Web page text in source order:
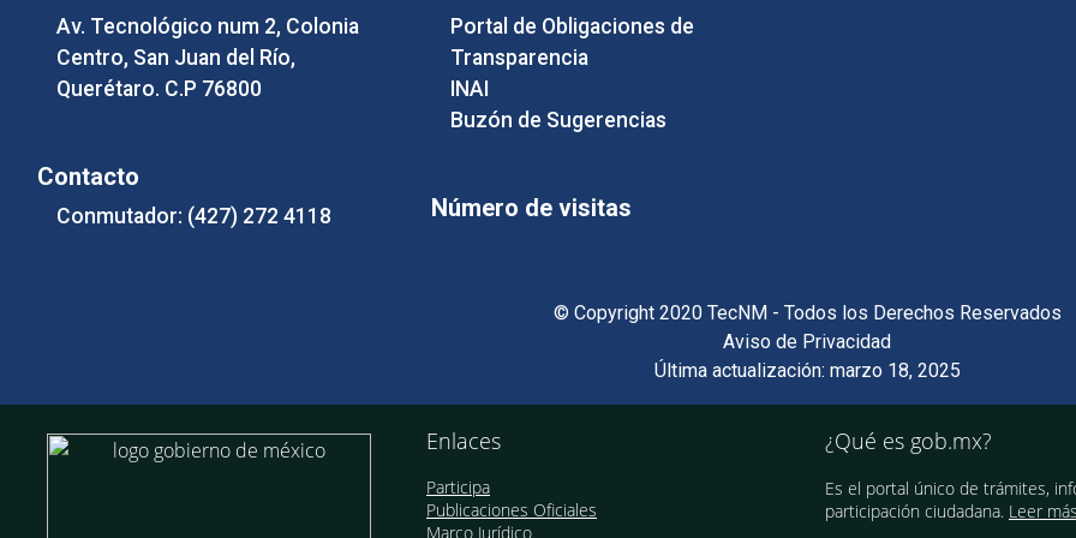
Av. Tecnológico num 2, Colonia
Centro, San Juan del Río,
Querétaro. C.P 76800
Contacto
Conmutador: (427) 272 4118
Portal de Obligaciones de
Transparencia
INAI
Buzón de Sugerencias
Número de visitas
© Copyright 2020 TecNM - Todos los Derechos Reservados
Aviso de Privacidad
Última actualización: marzo 18, 2025
Enlaces
Participa
Publicaciones Oficiales
Marco Jurídico
¿Qué es gob.mx?
Es el portal único de trámites,
participación ciudadana. Leer más